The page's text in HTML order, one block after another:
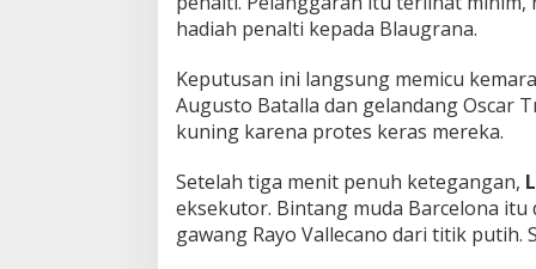
g
a
G
l
P
n
y
e
i
hadiah penalti kepada Blaugrana.
Keputusan ini langsung memicu
Augusto Batalla dan gelandang Oscar
kuning karena protes keras mereka.
Setelah tiga menit penuh ketegangan,
eksekutor. Bintang muda Barcelona
gawang Rayo Vallecano dari titik putih.